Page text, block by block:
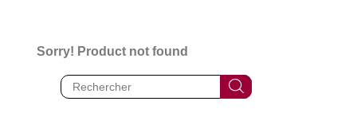
Sorry! Product not found